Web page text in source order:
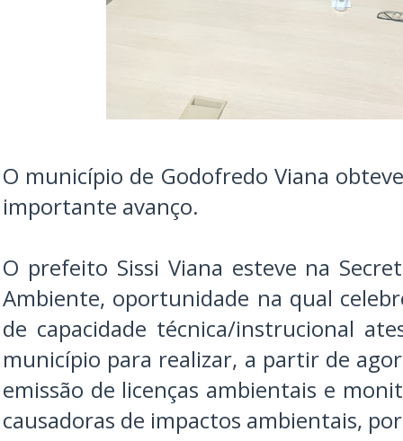
O município de Godofredo Viana
importante avanço.
O prefeito Sissi Viana esteve na
Ambiente, oportunidade na qual
de capacidade técnica/instrucional
município para realizar, a partir de
emissão de licenças ambientais e
causadoras de impactos ambientais,